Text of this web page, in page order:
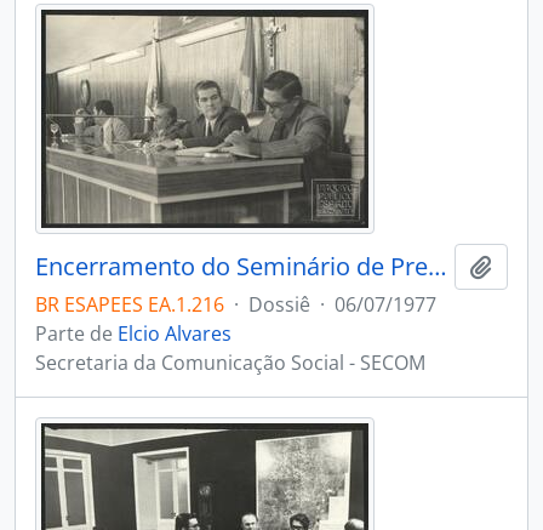
Encerramento do Seminário de Prefeito, Vila Velha ES
BR ESAPEES EA.1.216 · Dossiê · 06/07/1977
Parte de Elcio Alvares
Secretaria da Comunicação Social - SECOM